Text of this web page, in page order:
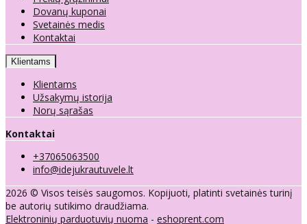
Dovanų kuponai
Svetainės medis
Kontaktai
Klientams
Klientams
Užsakymų istorija
Norų sąrašas
Kontaktai
+37065063500
info@idejukrautuvele.lt
2026 © Visos teisės saugomos. Kopijuoti, platinti svetainės turinį
be autorių sutikimo draudžiama.
Elektroninių parduotuvių nuoma - eshoprent.com